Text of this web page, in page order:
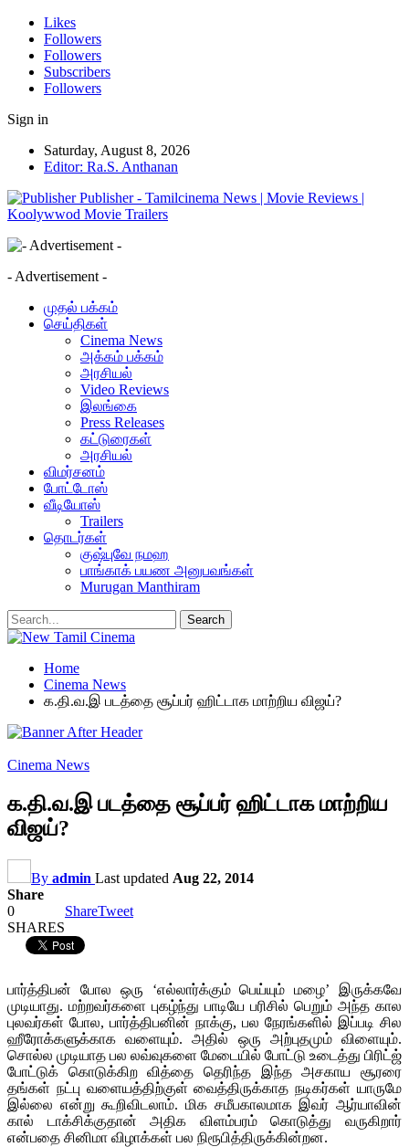
Likes
Followers
Followers
Subscribers
Followers
Sign in
Saturday, August 8, 2026
Editor: Ra.S. Anthanan
Publisher - Tamilcinema News | Movie Reviews |
Koolywwod Movie Trailers
- Advertisement -
முதல் பக்கம்
செய்திகள்
Cinema News
அக்கம் பக்கம்
அரசியல்
Video Reviews
இலங்கை
Press Releases
கட்டுரைகள்
அரசியல்
விமர்சனம்
போட்டோஸ்
வீடியோஸ்
Trailers
தொடர்கள்
குஷ்புவே நமஹ
பாங்காக் பயண அனுபவங்கள்
Murugan Manthiram
Home
Cinema News
க.தி.வ.இ படத்தை சூப்பர் ஹிட்டாக மாற்றிய விஜய்?
Cinema News
க.தி.வ.இ படத்தை சூப்பர் ஹிட்டாக மாற்றிய
விஜய்?
By admin Last updated Aug 22, 2014
Share
0
SHARES
ShareTweet
பார்த்திபன் போல ஒரு ‘எல்லார்க்கும் பெய்யும் மழை’ இருக்கவே
முடியாது. மற்றவர்களை புகழ்ந்து பாடியே பரிசில் பெறும் அந்த கால
புலவர்கள் போல, பார்த்திபனின் நாக்கு, பல நேரங்களில் இப்படி சில
ஹீரோக்களுக்காக வளையும். அதில் ஒரு அற்புதமும் விளையும்.
சொல்ல முடியாத பல லவ்வுகளை மேடையில் போட்டு உடைத்து பிரிட்ஜ்
போட்டுக் கொடுக்கிற வித்தை தெரிந்த இந்த அசகாய சூரரை
தங்கள் நட்பு வளையத்திற்குள் வைத்திருக்காத நடிகர்கள் யாருமே
இல்லை என்று கூறிவிடலாம். மிக சமீபகாலமாக இவர் ஆர்யாவின்
கால் டாக்சிக்குதான் அதிக விளம்பரம் கொடுத்து வருகிறார்
என்பதை சினிமா விழாக்கள் பல நிரூபித்திருக்கின்றன.